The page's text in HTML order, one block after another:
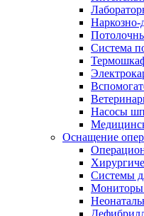
Наркозно-
Система
Насосы
Оснащение
Системы
Мониторы